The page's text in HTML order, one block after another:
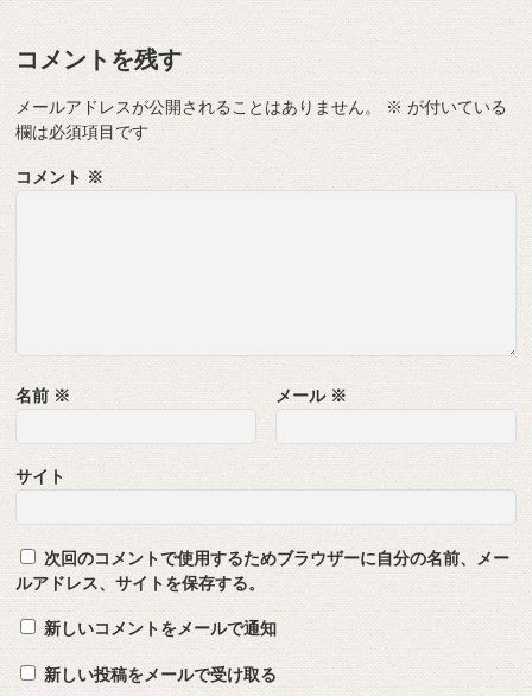
コメントを残す
メールアドレスが公開されることはありません。 ※ が付いている
欄は必須項目です
コメント ※
名前 ※ メール ※
サイト
次回のコメントで使用するためブラウザーに自分の名前、メー
ルアドレス、サイトを保存する。
新しいコメントをメールで通知
新しい投稿をメールで受け取る